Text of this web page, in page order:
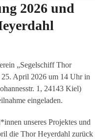
2026 und
„Segelschiff Thor
25. April 2026 um 14 Uhr in
1, 24143 Kiel)
eingeladen.
unseres Projektes und
die Thor Heyerdahl zurück